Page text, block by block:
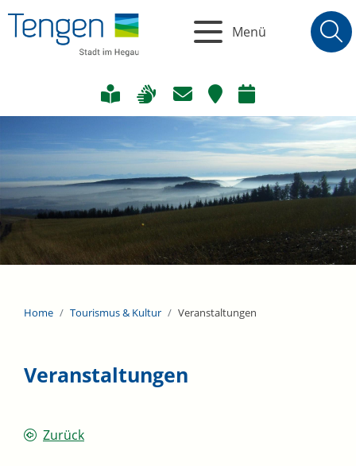
Menü
Home Tourismus & Kultur Veranstaltungen
Veranstaltungen
Zurück